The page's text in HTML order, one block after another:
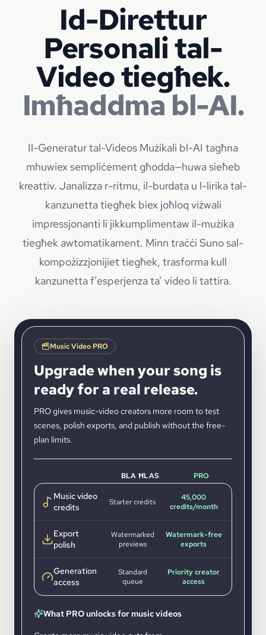
Id-Direttur
Personali tal-
Video tiegħek.
Imħaddma bl-AI.
Il-Generatur tal-Videos Mużikali bl-AI tagħna
mhuwiex sempliċement għodda—huwa sieħeb
kreattiv. Janalizza r-ritmu, il-burdata u l-lirika tal-
kanzunetta tiegħek biex joħloq viżwali
impressjonanti li jikkumplimentaw il-mużika
tiegħek awtomatikament. Minn traċċi Suno sal-
kompożizzjonijiet tiegħek, trasforma kull
kanzunetta f’esperjenza ta’ video li tattira.
Music Video PRO
Upgrade when your song is
ready for a real release.
PRO gives music-video creators more room to test
scenes, polish exports, and publish without the free-
plan limits.
BLA ĦLAS PRO
Music video
credits
Starter credits
45,000
credits/month
Export
polish
Watermarked
previews
Watermark-free
exports
Generation
access
Standard
queue
Priority creator
access
What PRO unlocks for music videos